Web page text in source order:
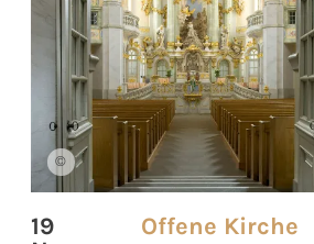
©
19
Offene Kirche